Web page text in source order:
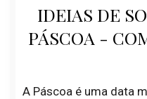
IDEIAS DE
PÁSCOA -
A Páscoa é uma data